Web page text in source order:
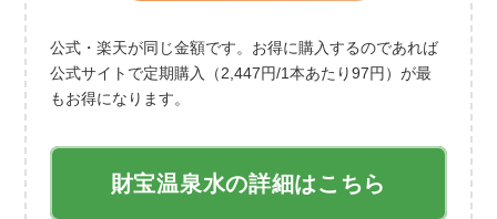
公式・楽天が同じ金額です。お得に購入するのであれば
公式サイトで定期購入（2,447円/1本あたり97円）が最
もお得になります。
財宝温泉水の詳細はこちら